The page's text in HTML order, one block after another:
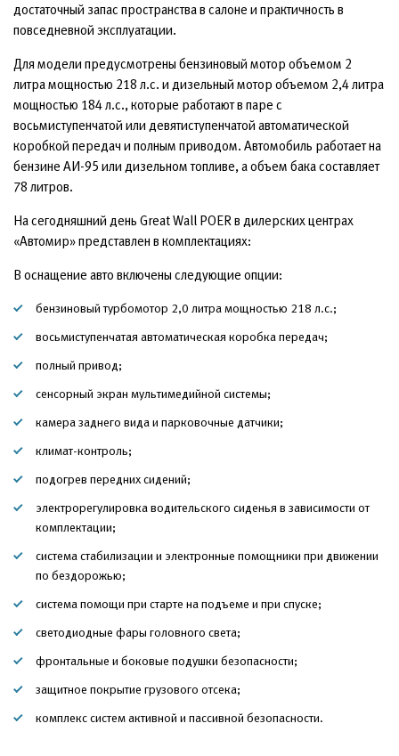
достаточный запас пространства в салоне и практичность в
повседневной эксплуатации.
Для модели предусмотрены бензиновый мотор объемом 2
литра мощностью 218 л.с. и дизельный мотор объемом 2,4 литра
мощностью 184 л.с., которые работают в паре с
восьмиступенчатой или девятиступенчатой автоматической
коробкой передач и полным приводом. Автомобиль работает на
бензине АИ-95 или дизельном топливе, а объем бака составляет
78 литров.
На сегодняшний день Great Wall POER в дилерских центрах
«Автомир» представлен в комплектациях:
В оснащение авто включены следующие опции:
бензиновый турбомотор 2,0 литра мощностью 218 л.с.;
восьмиступенчатая автоматическая коробка передач;
полный привод;
сенсорный экран мультимедийной системы;
камера заднего вида и парковочные датчики;
климат-контроль;
подогрев передних сидений;
электрорегулировка водительского сиденья в зависимости от
комплектации;
система стабилизации и электронные помощники при движении
по бездорожью;
система помощи при старте на подъеме и при спуске;
светодиодные фары головного света;
фронтальные и боковые подушки безопасности;
защитное покрытие грузового отсека;
комплекс систем активной и пассивной безопасности.